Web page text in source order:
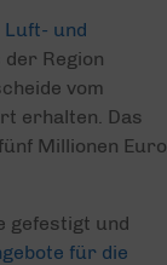
und
Region
vom
erhalten. Das
Millionen Euro
gefestigt und
für die